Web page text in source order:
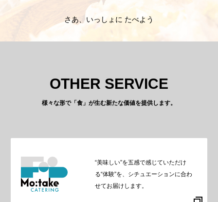
さあ、いっしょに たべよう
OTHER SERVICE
様々な形で「食」が生む新たな価値を提供します。
“美味しい”を五感で感じていただけ
る“体験”を、シチュエーションに合わ
せてお届けします。